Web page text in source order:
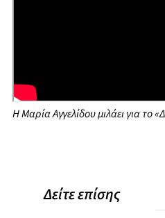
Η Μαρία Αγγελίδου μιλάει για το
Δείτε επίσης